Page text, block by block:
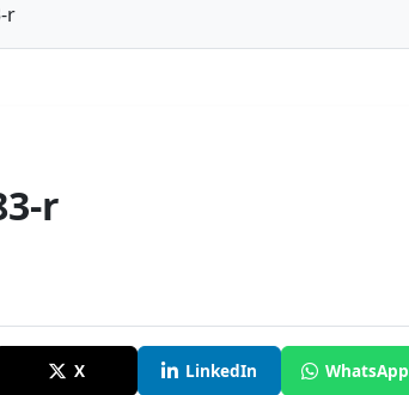
r
r
X LinkedIn WhatsApp